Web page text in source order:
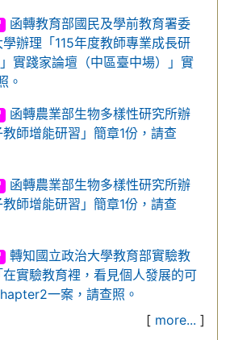
函轉教育部國民及學前教育署委
辦理「115年度教師專業成長研
實踐家論壇（中區臺中場）」實
。
函轉農業部生物多樣性研究所辦
師增能研習」簡章1份，請查
函轉農業部生物多樣性研究所辦
師增能研習」簡章1份，請查
轉知國立政治大學教育部實驗教
實驗教育裡，看見個人發展的可
一案，請查照。
[ more... ]